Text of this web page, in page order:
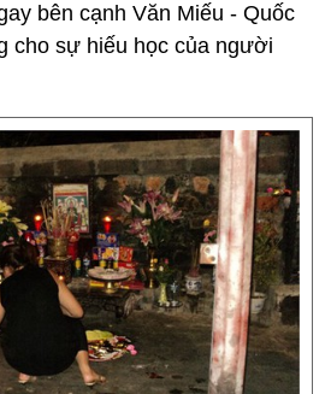
bên cạnh Văn Miếu - Quốc
cho sự hiếu học của người